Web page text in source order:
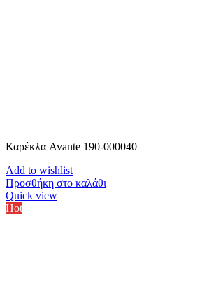
Καρέκλα Avante 190-000040
Add to wishlist
Προσθήκη στο καλάθι
Quick view
Hot